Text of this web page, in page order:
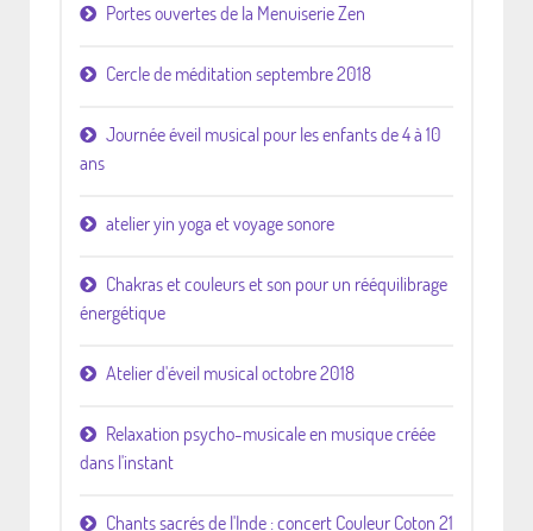
Portes ouvertes de la Menuiserie Zen
Cercle de méditation septembre 2018
Journée éveil musical pour les enfants de 4 à 10
ans
atelier yin yoga et voyage sonore
Chakras et couleurs et son pour un rééquilibrage
énergétique
Atelier d'éveil musical octobre 2018
Relaxation psycho-musicale en musique créée
dans l'instant
Chants sacrés de l'Inde : concert Couleur Coton 21